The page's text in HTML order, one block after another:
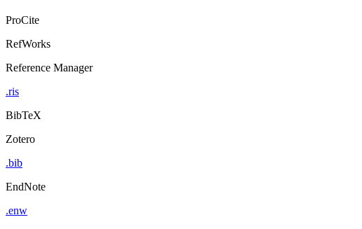
ProCite
RefWorks
Reference Manager
.ris
BibTeX
Zotero
.bib
EndNote
.enw